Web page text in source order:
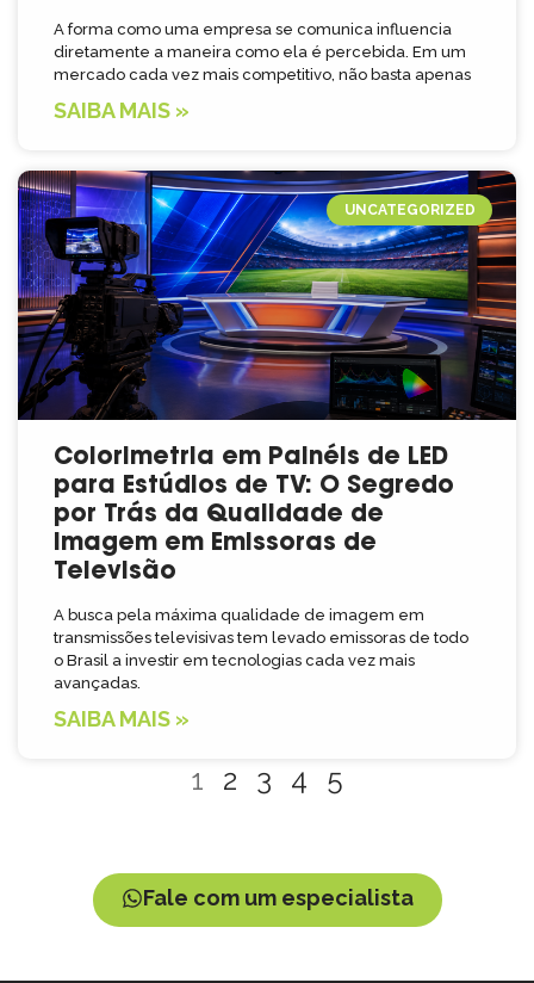
A forma como uma empresa se comunica influencia
diretamente a maneira como ela é percebida. Em um
mercado cada vez mais competitivo, não basta apenas
SAIBA MAIS »
UNCATEGORIZED
Colorimetria em Painéis de LED
para Estúdios de TV: O Segredo
por Trás da Qualidade de
Imagem em Emissoras de
Televisão
A busca pela máxima qualidade de imagem em
transmissões televisivas tem levado emissoras de todo
o Brasil a investir em tecnologias cada vez mais
avançadas.
SAIBA MAIS »
1 2 3 4 5
Fale com um especialista